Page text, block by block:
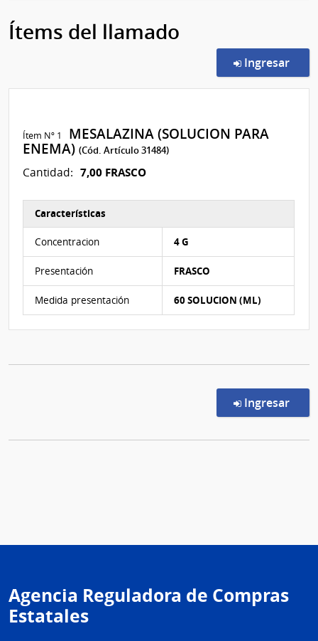
Ítems del llamado
Ingresar
Ítem Nº 1
MESALAZINA (SOLUCION PARA
ENEMA)(Cód. Artículo 31484)
Cantidad: 7,00 FRASCO
Características
Concentracion 4 G
Presentación FRASCO
Medida presentación 60 SOLUCION (ML)
Ingresar
Agencia Reguladora de Compras
Estatales